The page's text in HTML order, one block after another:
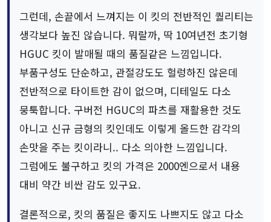
그런데, 손끝에서 느껴지는 이 킷의 전반적인 퀄리티는
생각보다 높진 않습니다. 뭐랄까, 딱 10여년전 초기형
HGUC 킷이 발매될 때의 품질같은 느낌입니다.
부품구성도 단순하고, 관절강도도 헐렁하진 않은데
전반적으로 타이트한 감이 없으며, 디테일도 다소
뭉툭합니다. 구버전 HGUC의 파츠를 재활용한 것도
아니고 신규 금형의 킷인데도 이렇게 올드한 감각의
손맛을 주는 킷이라니.. 다소 의아한 느낌입니다.
그럼에도 불구하고 킷의 가격은 2000엔으로서 내용
대비 약간 비싼 감도 있구요.
결론적으로, 킷의 품질은 좋지도 나쁘지도 않고 다소